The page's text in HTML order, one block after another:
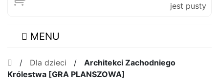
jest pusty
MENU
/ Dla dzieci / Architekci Zachodniego
Królestwa [GRA PLANSZOWA]